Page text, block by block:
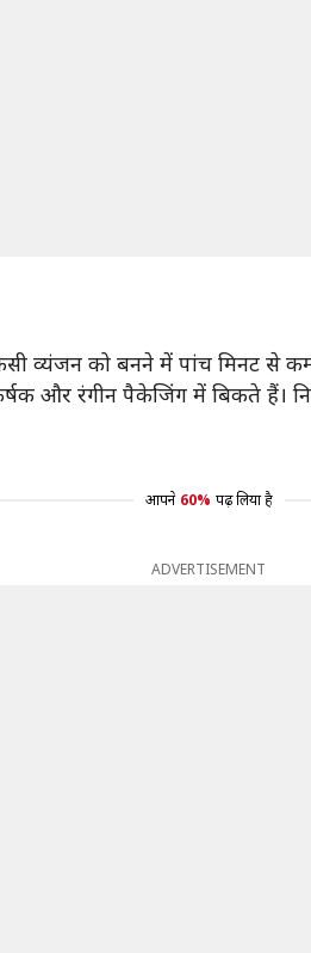
व्यंजन को बनने में पांच मिनट से कम
और रंगीन पैकेजिंग में बिकते हैं।
आपने 60% पढ़ लिया है
ADVERTISEMENT